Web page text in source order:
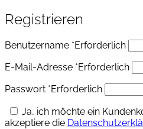
Registrieren
Benutzername *Erforderlich
E-Mail-Adresse *Erforderlich
Passwort *Erforderlich
Ja, ich möchte ein
akzeptiere die